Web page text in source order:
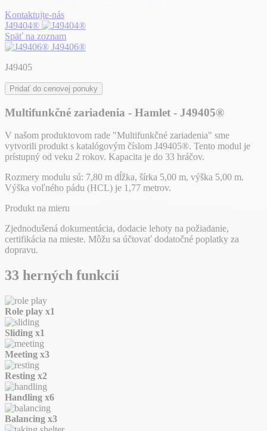
Kontaktujte-nás
J49404®
Späť na zoznam
J49406®
J49405
Pridať do cenovej ponuky
Multifunkčné zariadenia - Hamlet - J49405®
V našom produktovom rade "Multifunkčné zariadenia" sme
vytvorili produkt s katalógovým číslom J49405®. Tento modul je
prístupný od veku 2 rokov. Kapacita je do 33 hráčov.
Rozmery modulu sú: 7,80 m dĺžka, šírka 5,00 m, výška 5,00 m.
Výška voľného pádu (HCL) je 1,77 metrov.
Produkt na mieru
Zjednodušená dokumentácia, dodacie lehoty na požiadanie,
certifikácia na mieste. Môžu sa účtovať dodatočné poplatky za
dopravu.
33 herných funkcií
Role play x1
Sliding x1
Meeting x3
Resting x2
Handling x6
Balancing x3